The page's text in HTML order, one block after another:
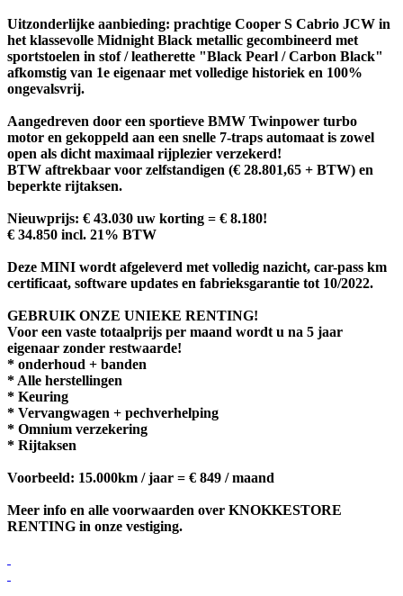
Uitzonderlijke aanbieding: prachtige Cooper S Cabrio JCW in
het klassevolle Midnight Black metallic gecombineerd met
sportstoelen in stof / leatherette "Black Pearl / Carbon Black"
afkomstig van 1e eigenaar met volledige historiek en 100%
ongevalsvrij.
Aangedreven door een sportieve BMW Twinpower turbo
motor en gekoppeld aan een snelle 7-traps automaat is zowel
open als dicht maximaal rijplezier verzekerd!
BTW aftrekbaar voor zelfstandigen (€ 28.801,65 + BTW) en
beperkte rijtaksen.
Nieuwprijs: € 43.030 uw korting = € 8.180!
€ 34.850 incl. 21% BTW
Deze MINI wordt afgeleverd met volledig nazicht, car-pass km
certificaat, software updates en fabrieksgarantie tot 10/2022.
GEBRUIK ONZE UNIEKE RENTING!
Voor een vaste totaalprijs per maand wordt u na 5 jaar
eigenaar zonder restwaarde!
* onderhoud + banden
* Alle herstellingen
* Keuring
* Vervangwagen + pechverhelping
* Omnium verzekering
* Rijtaksen
Voorbeeld: 15.000km / jaar = € 849 / maand
Meer info en alle voorwaarden over KNOKKESTORE
RENTING in onze vestiging.